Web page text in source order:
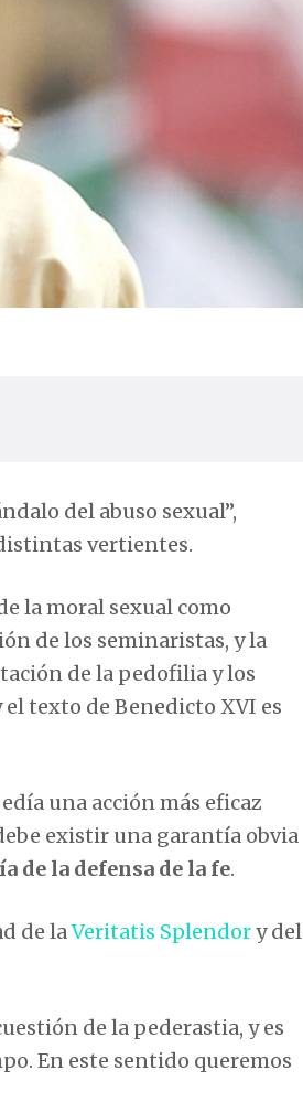
del abuso sexual”,
vertientes.
la moral sexual como
de los seminaristas, y la
de la pedofilia y los
texto de Benedicto XVI es
una acción más eficaz
existir una garantía obvia
de la defensa de la fe.
de laVeritatis Splendory del
de la pederastia, y es
En este sentido queremos